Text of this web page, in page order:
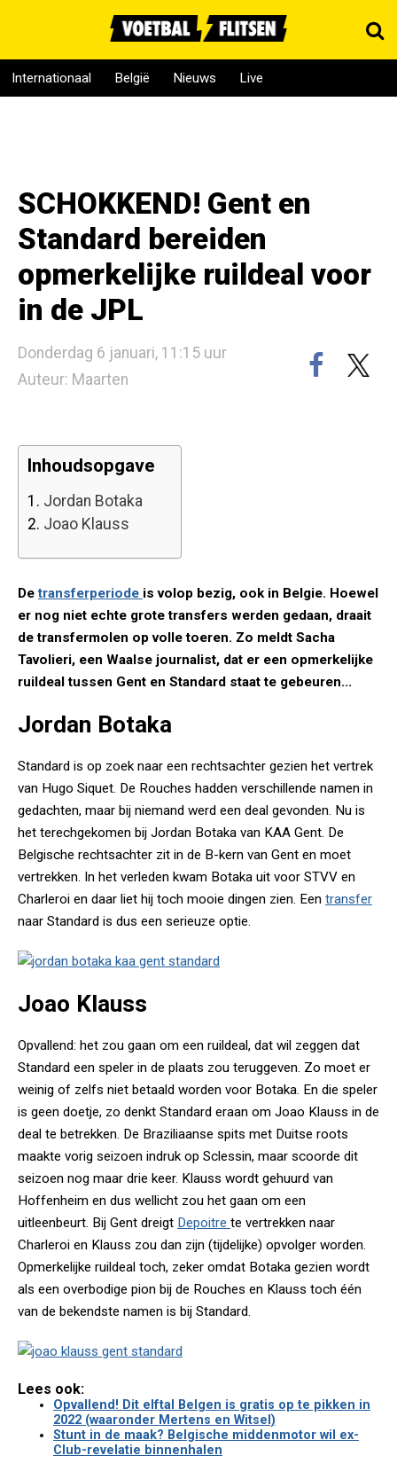
Internationaal België Nieuws Live
SCHOKKEND! Gent en
Standard bereiden
opmerkelijke ruildeal voor
in de JPL
Donderdag 6 januari, 11:15 uur
Auteur: Maarten
Inhoudsopgave
1. Jordan Botaka
2. Joao Klauss
Detransferperiode is volop bezig, ook in Belgie. Hoewel
er nog niet echte grote transfers werden gedaan, draait
de transfermolen op volle toeren. Zo meldt Sacha
Tavolieri, een Waalse journalist, dat er een opmerkelijke
ruildeal tussen Gent en Standard staat te gebeuren...
Jordan Botaka
Standard is op zoek naar een rechtsachter gezien het vertrek
van Hugo Siquet. De Rouches hadden verschillende namen in
gedachten, maar bij niemand werd een deal gevonden. Nu is
het terechgekomen bij Jordan Botaka van KAA Gent. De
Belgische rechtsachter zit in de B-kern van Gent en moet
vertrekken. In het verleden kwam Botaka uit voor STVV en
Charleroi en daar liet hij toch mooie dingen zien. Een transfer
naar Standard is dus een serieuze optie.
Joao Klauss
Opvallend: het zou gaan om een ruildeal, dat wil zeggen dat
Standard een speler in de plaats zou teruggeven. Zo moet er
weinig of zelfs niet betaald worden voor Botaka. En die speler
is geen doetje, zo denkt Standard eraan om Joao Klauss in de
deal te betrekken. De Braziliaanse spits met Duitse roots
maakte vorig seizoen indruk op Sclessin, maar scoorde dit
seizoen nog maar drie keer. Klauss wordt gehuurd van
Hoffenheim en dus wellicht zou het gaan om een
uitleenbeurt. Bij Gent dreigt Depoitre te vertrekken naar
Charleroi en Klauss zou dan zijn (tijdelijke) opvolger worden.
Opmerkelijke ruildeal toch, zeker omdat Botaka gezien wordt
als een overbodige pion bij de Rouches en Klauss toch één
van de bekendste namen is bij Standard.
Lees ook:
Opvallend! Dit elftal Belgen is gratis op te pikken in
2022 (waaronder Mertens en Witsel)
Stunt in de maak? Belgische middenmotor wil ex-
Club-revelatie binnenhalen